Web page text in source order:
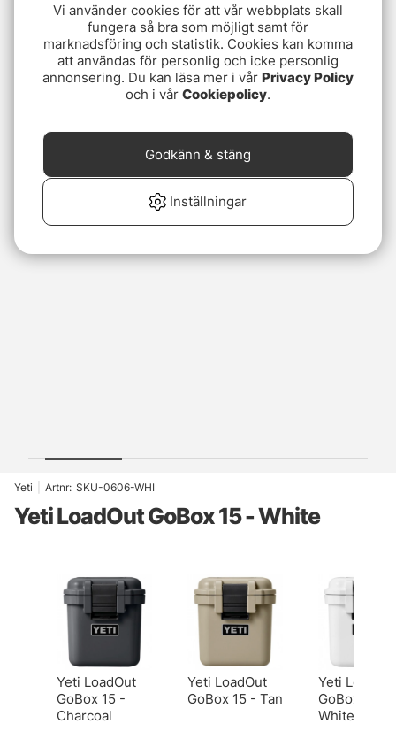
Yeti Artnr: SKU-0606-WHI
Yeti LoadOut GoBox 15 - White
Yeti LoadOut
GoBox 15 -
Charcoal
Yeti LoadOut
GoBox 15 - Tan
Yeti
GoBox 15 -
White
Vi använder cookies för att vår webbplats skall
fungera så bra som möjligt samt för
marknadsföring och statistik. Cookies kan komma
att användas för personlig och icke personlig
annonsering. Du kan läsa mer i vår Privacy Policy
och i vår Cookiepolicy.
Inställningar
Godkänn & stäng